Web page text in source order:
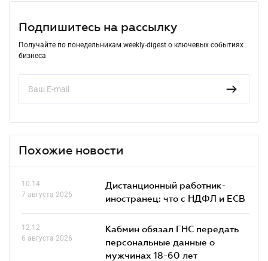
Подпишитесь на рассылку
Получайте по понедельникам weekly-digest о ключевых событиях
бизнеса
Похожие новости
10.14
7 августа 2026
Дистанционный работник-
иностранец: что с НДФЛ и ЕСВ
12.12
6 августа 2026
Кабмин обязал ГНС передать
персональные данные о
мужчинах 18-60 лет